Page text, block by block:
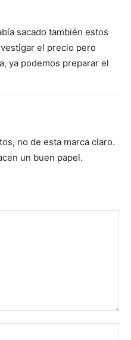
sacado también estos
el precio pero
ya podemos preparar el
no de esta marca claro.
un buen papel.